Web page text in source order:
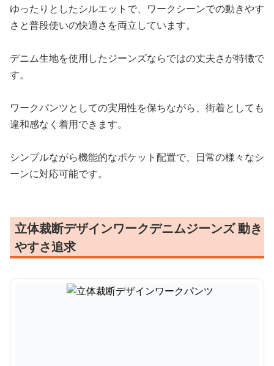
ゆったりとしたシルエットで、ワークシーンでの動きやす
さと普段使いの快適さを両立しています。
デニム生地を使用したジーンズならではの丈夫さが特徴で
す。
ワークパンツとしての実用性を保ちながら、街着としても
違和感なく着用できます。
シンプルながら機能的なポケット配置で、日常の様々なシ
ーンに対応可能です。
立体裁断デザインワークデニムジーンズ 動き
やすさ追求